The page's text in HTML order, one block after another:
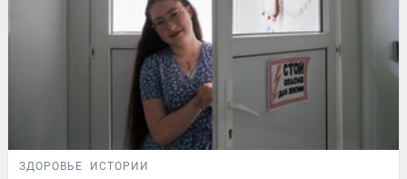
ЗДОРОВЬЕ ИСТОРИИ